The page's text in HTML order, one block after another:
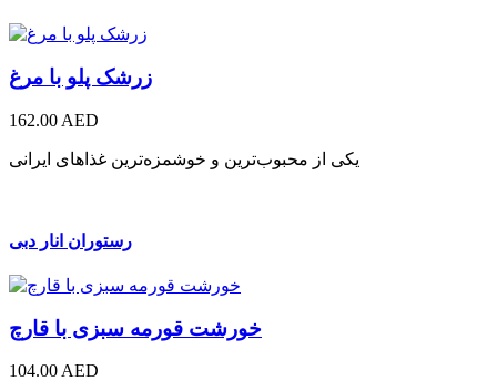
زرشک پلو با مرغ
162.00 AED
یکی از محبوب‌ترین و خوشمزه‌ترین غذاهای ایرانی
رستوران انار دبی
خورشت قورمه سبزی با قارچ
104.00 AED